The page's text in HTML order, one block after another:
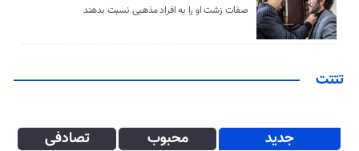
صفات زشت او را به افراد مذهبی نسبت بدهند
تتتت
جدید محبوب تصادفی